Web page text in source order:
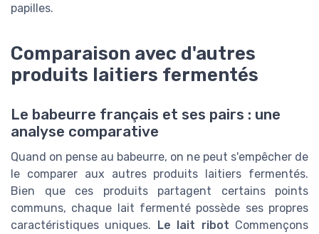
papilles.
Comparaison avec d'autres
produits laitiers fermentés
Le babeurre français et ses pairs : une
analyse comparative
Quand on pense au babeurre, on ne peut s'empêcher de
le comparer aux autres produits laitiers fermentés.
Bien que ces produits partagent certains points
communs, chaque lait fermenté possède ses propres
caractéristiques uniques. Le lait ribot Commençons